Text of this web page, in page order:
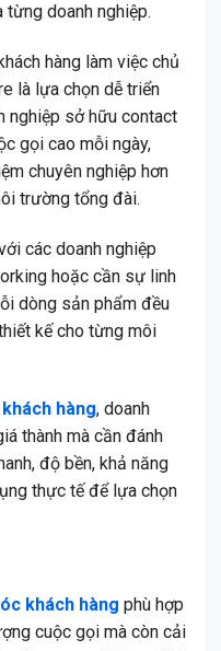
từng doanh nghiệp.
hàng làm việc chủ
là lựa chọn dễ triển
nghiệp sở hữu contact
gọi cao mỗi ngày,
chuyên nghiệp hơn
trường tổng đài.
các doanh nghiệp
hoặc cần sự linh
dòng sản phẩm đều
kế cho từng môi
hàng, doanh
thành mà cần đánh
độ bền, khả năng
thực tế để lựa chọn
khách hàng phù hợp
cuộc gọi mà còn cải